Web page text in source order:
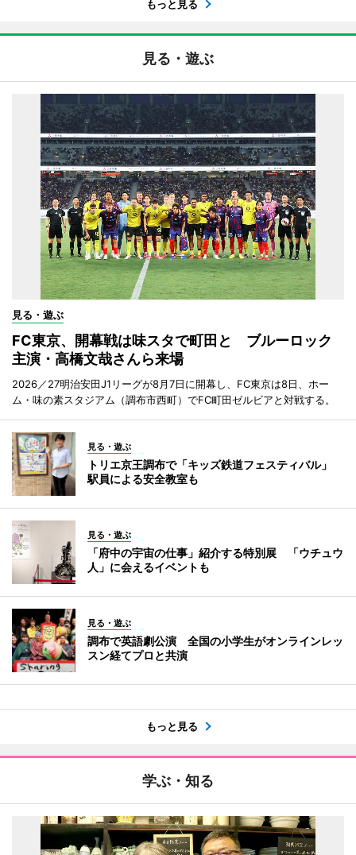
もっと見る
見る・遊ぶ
見る・遊ぶ
FC東京、開幕戦は味スタで町田と ブルーロック
主演・高橋文哉さんら来場
2026／27明治安田J1リーグが8月7日に開幕し、FC東京は8日、ホー
ム・味の素スタジアム（調布市西町）でFC町田ゼルビアと対戦する。
見る・遊ぶ
トリエ京王調布で「キッズ鉄道フェスティバル」
駅員による安全教室も
見る・遊ぶ
「府中の宇宙の仕事」紹介する特別展 「ウチュウ
人」に会えるイベントも
見る・遊ぶ
調布で英語劇公演 全国の小学生がオンラインレッ
スン経てプロと共演
もっと見る
学ぶ・知る